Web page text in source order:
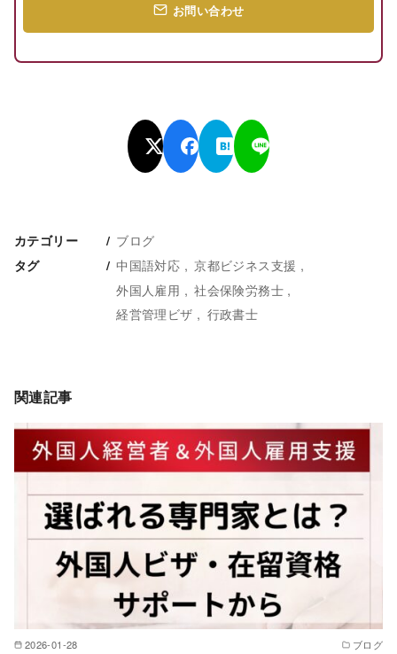
お問い合わせ
カテゴリー ブログ
タグ 中国語対応
京都ビジネス支援
外国人雇用
社会保険労務士
経営管理ビザ
行政書士
関連記事
2026-01-28 ブログ